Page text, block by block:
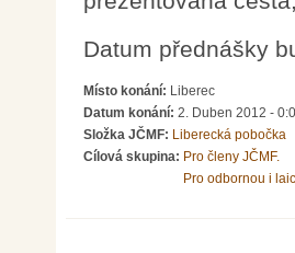
Datum přednášky
Místo konání: Liberec
Datum konání: 2. Duben 2012 -
Složka JČMF: Liberecká pobočka
Cílová skupina: Pro členy JČMF.
Pro odbornou i